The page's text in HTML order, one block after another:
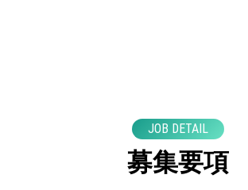
JOB DETAIL
募集要項